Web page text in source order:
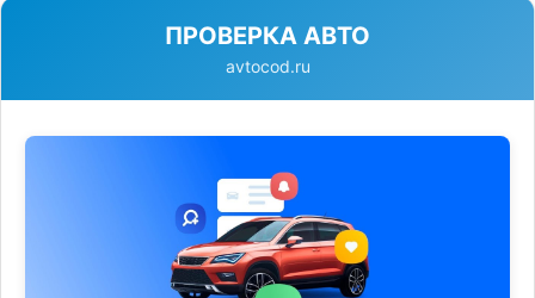
ПРОВЕРКА АВТО
avtocod.ru